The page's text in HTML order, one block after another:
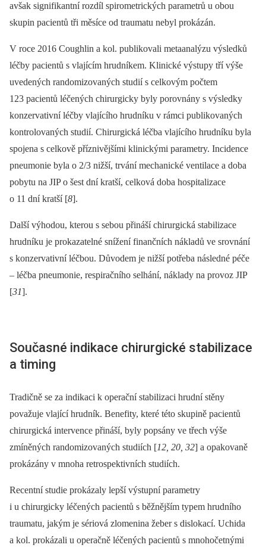
avšak signifikantní rozdíl spirometrických parametrů u obou
skupin pacientů tři měsíce od traumatu nebyl prokázán.
V roce 2016 Coughlin a kol. publikovali metaanalýzu výsledků
léčby pacientů s vlajícím hrudníkem. Klinické výstupy tří výše
uvedených randomizovaných studií s celkovým počtem
123 pacientů léčených chirurgicky byly porovnány s výsledky
konzervativní léčby vlajícího hrudníku v rámci publikovaných
kontrolovaných studií. Chirurgická léčba vlajícího hrudníku byla
spojena s celkově příznivějšími klinickými parametry. Incidence
pneumonie byla o 2/3 nižší, trvání mechanické ventilace a doba
pobytu na JIP o šest dní kratší, celková doba hospitalizace
o 11 dní kratší [8].
Další výhodou, kterou s sebou přináší chirurgická stabilizace
hrudníku je prokazatelné snížení finančních nákladů ve srovnání
s konzervativní léčbou. Důvodem je nižší potřeba následné péče
–⁠ léčba pneumonie, respiračního selhání, náklady na provoz JIP
[31].
Současné indikace chirurgické stabilizace
a timing
Tradičně se za indikaci k operační stabilizaci hrudní stěny
považuje vlající hrudník. Benefity, které této skupině pacientů
chirurgická intervence přináší, byly popsány ve třech výše
zmíněných randomizovaných studiích [12, 20, 32] a opakovaně
prokázány v mnoha retrospektivních studiích.
Recentní studie prokázaly lepší výstupní parametry
i u chirurgicky léčených pacientů s běžnějším typem hrudního
traumatu, jakým je sériová zlomenina žeber s dislokací. Uchida
a kol. prokázali u operačně léčených pacientů s mnohočetnými